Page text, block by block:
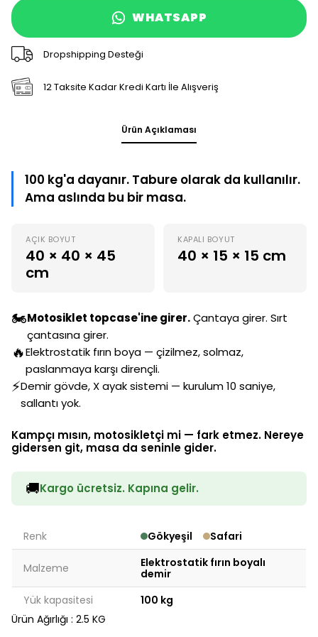
WHATSAPP
Dropshipping Desteği
12 Taksite Kadar Kredi Kartı İle Alışveriş
Ürün Açıklaması
100 kg'a dayanır. Tabure olarak da kullanılır.
Ama aslında bu bir masa.
AÇIK BOYUT
40 × 40 × 45
cm
KAPALI BOYUT
40 × 15 × 15 cm
🏍️Motosiklet topcase'ine girer.Çantaya girer. Sırt
çantasına girer.
🔥Elektrostatik fırın boya — çizilmez, solmaz,
paslanmaya karşı dirençli.
⚡Demir gövde, X ayak sistemi — kurulum 10 saniye,
sallantı yok.
Kampçı mısın, motosikletçi mi — fark etmez. Nereye
gidersen git, masa da seninle gider.
🚚Kargo ücretsiz. Kapına gelir.
Renk Gökyeşil Safari
Malzeme
Elektrostatik fırın boyalı
demir
Yük kapasitesi
100 kg
Ürün Ağırlığı : 2.5 KG